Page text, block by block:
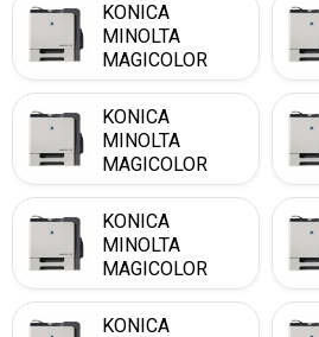
KONICA
MINOLTA
MAGICOLOR
5550 DT
KONICA
MINOLTA
MAGICOLOR
5550 DTHF
KONICA
MINOLTA
MAGICOLOR
5570 D
KONICA